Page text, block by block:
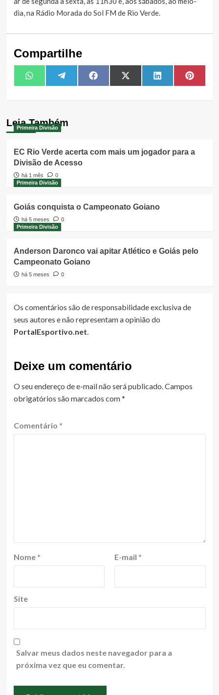
dia, na Rádio Morada do Sol FM de Rio Verde.
Compartilhe
Share
on
WhatsAppShare
on
TelegramShare
on
FacebookShare
on
X
(Twitter)
Share
on
LinkedIn Share
on
Leia Também
Primeira Divisão
EC Rio Verde acerta com mais um jogador para a
Divisão de Acesso
há 1 mês
0
Primeira Divisão
Goiás conquista o Campeonato Goiano
há 5 meses
0
Primeira Divisão
Anderson Daronco vai apitar Atlético e Goiás pelo
Campeonato Goiano
há 5 meses 0
Os comentários são de responsabilidade exclusiva de
seus autores e não representam a opinião do
PortalEsportivo.net.
Deixe um comentário
O seu endereço de e-mail não será publicado.Campos
obrigatórios são marcados com*
Comentário *
Nome * E-mail *
Site
Salvar meus dados neste navegador para a
próxima vez que eu comentar.